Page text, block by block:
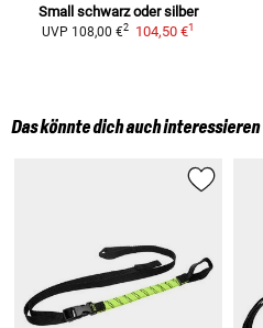
Small schwarz oder silber
UVP 108,00 €2 104,50 €1
Das könnte dich auch interessieren